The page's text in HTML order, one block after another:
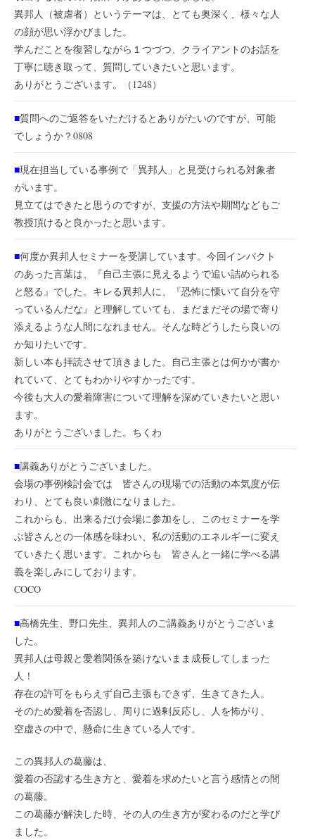
異邦人（被虐者）というテーマは、とても奥深く、様々な人
の顔が思い浮かびました。
学んだことを復習しながら１つづつ、クライアントのお話を
丁寧に聴き取って、質問していきたいと思います。
ありがとうございます。（1248）
■質問へのご返答をいただけるとありがたいのですが、可能
でしょうか？0808
■現在担当している事例で「異邦人」と見受けられる対象者
がいます。
見立てはできたと思うのですが、支援の方法や期間などもご
教授頂けると良かったと思います。
■何度か異邦人セミナーを受講しています。今回インパクト
のあった言葉は、『自己主張に見えるようで追い詰められる
と怒る』でした。キレる異邦人に、『恐怖に慄いて自分を守
っているんだな』と理解していても、まだまだその場で寄り
添えるような人間になれません。そんな時どうしたら良いの
か知りたいです。
新しい本も拝読させて頂きました。自己主張とは何かが書か
れていて、とてもわかりやすかったです。
今後も大人の愛着障害について理解を深めていきたいと思い
ます。
ありがとうございました。ちくわ
■講義ありがとうございました。
会場の事例検討会では 皆さんの現場での活動の本気度が伝
わり、とても良い刺激になりました。
これからも、出来るだけ会場に参加をし、このセミナーを学
ぶ皆さんとの一体感を味わい、私の活動のエネルギーに変え
ていきたく思います。これからも 皆さんと一緒に学べる講
義を楽しみにしております。
COCO
■高橋先生、野口先生、異邦人のご講義ありがとうございま
した。
異邦人は母親と愛着関係を築けないまま成長してしまった
人！
存在の許可をもらえず自己主張もできず、生きてきた人。
そのため愛着を否認し、周りに過剰反応し、人を怖がり、
空虚さの中で、懸命に生きている人です。
この異邦人の葛藤は、
愛着の否認する生き方と、愛着を求めたいと言う感情との間
の葛藤。
この葛藤が解決した時、その人の生き方が変わるのだと学び
ました。